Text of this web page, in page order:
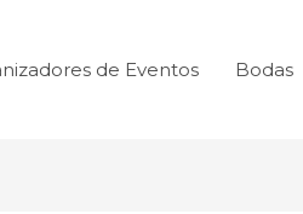
de Eventos Bodas